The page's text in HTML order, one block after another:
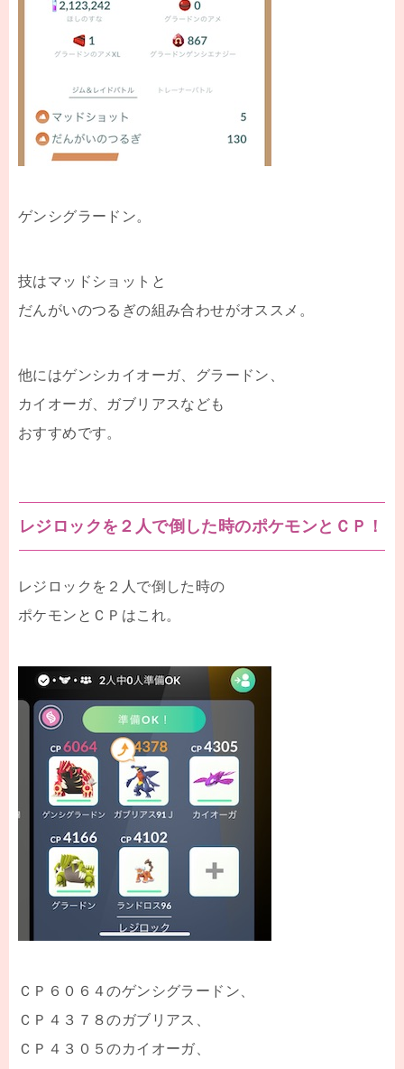
ゲンシグラードン。
技はマッドショットと
だんがいのつるぎの組み合わせがオススメ。
他にはゲンシカイオーガ、グラードン、
カイオーガ、ガブリアスなども
おすすめです。
レジロックを２人で倒した時のポケモンとＣＰ！
レジロックを２人で倒した時の
ポケモンとＣＰはこれ。
ＣＰ６０６４のゲンシグラードン、
ＣＰ４３７８のガブリアス、
ＣＰ４３０５のカイオーガ、